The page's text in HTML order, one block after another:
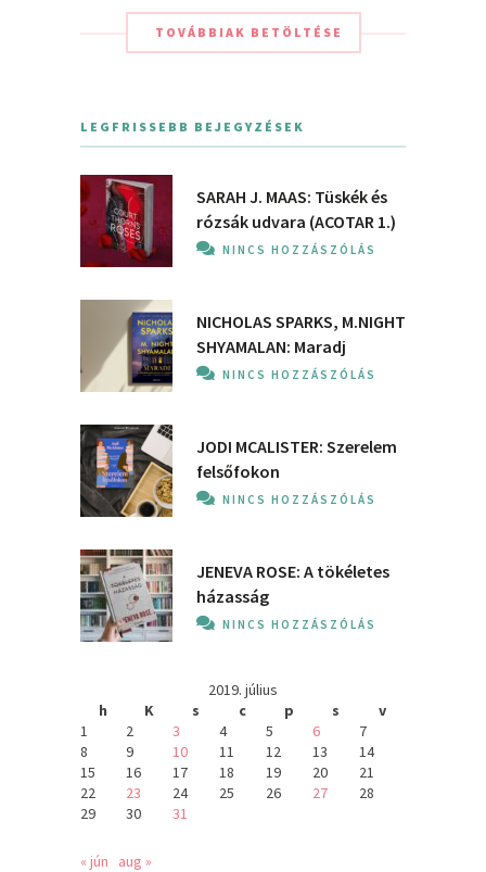
TOVÁBBIAK BETÖLTÉSE
LEGFRISSEBB BEJEGYZÉSEK
SARAH J. MAAS: Tüskék és
rózsák udvara (ACOTAR 1.)
NINCS HOZZÁSZÓLÁS
NICHOLAS SPARKS, M.NIGHT
SHYAMALAN: Maradj
NINCS HOZZÁSZÓLÁS
JODI MCALISTER: Szerelem
felsőfokon
NINCS HOZZÁSZÓLÁS
JENEVA ROSE: A ​tökéletes
házasság
NINCS HOZZÁSZÓLÁS
2019. július
h
K s c p s
v
1
2 3 4 5 6
7
8
9 10 11 12 13
14
15
16 17 18 19 20
21
22
23 24 25 26 27
28
29
30 31
« jún aug »